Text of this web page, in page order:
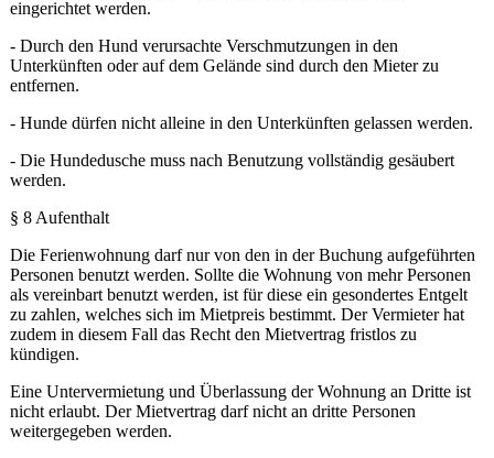
eingerichtet werden.
- Durch den Hund verursachte Verschmutzungen in den
Unterkünften oder auf dem Gelände sind durch den Mieter zu
entfernen.
- Hunde dürfen nicht alleine in den Unterkünften gelassen werden.
- Die Hundedusche muss nach Benutzung vollständig gesäubert
werden.
§ 8 Aufenthalt
Die Ferienwohnung darf nur von den in der Buchung aufgeführten
Personen benutzt werden. Sollte die Wohnung von mehr Personen
als vereinbart benutzt werden, ist für diese ein gesondertes Entgelt
zu zahlen, welches sich im Mietpreis bestimmt. Der Vermieter hat
zudem in diesem Fall das Recht den Mietvertrag fristlos zu
kündigen.
Eine Untervermietung und Überlassung der Wohnung an Dritte ist
nicht erlaubt. Der Mietvertrag darf nicht an dritte Personen
weitergegeben werden.